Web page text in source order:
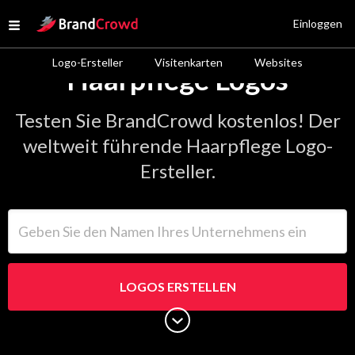
Open menu
Site Logo
Logo-Ersteller Visitenkarten Websites
Einloggen
Haarpflege Logos
Testen Sie BrandCrowd kostenlos! Der
weltweit führende Haarpflege Logo-
Ersteller.
LOGOS ERSTELLEN